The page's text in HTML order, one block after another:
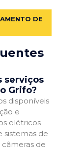
DE
serviços
Grifo?
disponíveis
e
elétricos
sistemas de
de